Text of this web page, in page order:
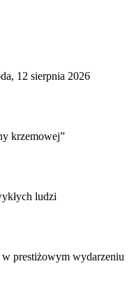
12 sierpnia 2026
krzemowej”
ludzi
prestiżowym wydarzeniu